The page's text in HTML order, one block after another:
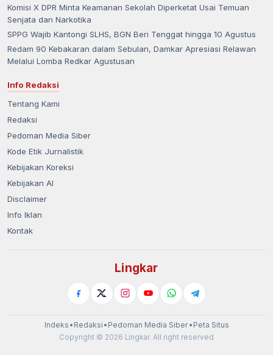
Komisi X DPR Minta Keamanan Sekolah Diperketat Usai Temuan
Senjata dan Narkotika
SPPG Wajib Kantongi SLHS, BGN Beri Tenggat hingga 10 Agustus
Redam 90 Kebakaran dalam Sebulan, Damkar Apresiasi Relawan
Melalui Lomba Redkar Agustusan
Info Redaksi
Tentang Kami
Redaksi
Pedoman Media Siber
Kode Etik Jurnalistik
Kebijakan Koreksi
Kebijakan AI
Disclaimer
Info Iklan
Kontak
Lingkar
Indeks • Redaksi • Pedoman Media Siber• Peta Situs
Copyright © 2026 Lingkar. All right reserved